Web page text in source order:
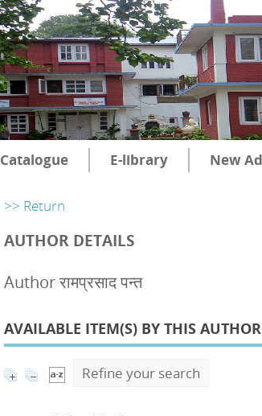
Catalogue E-library New
>> Return
AUTHOR DETAILS
Author रामप्रसाद पन्त
AVAILABLE ITEM(S) BY THIS
Refine your search